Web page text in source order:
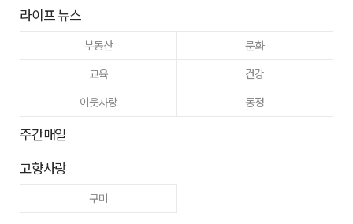
라이프 뉴스
부동산
문화
교육
건강
이웃사랑
동정
주간매일
고향사랑
구미